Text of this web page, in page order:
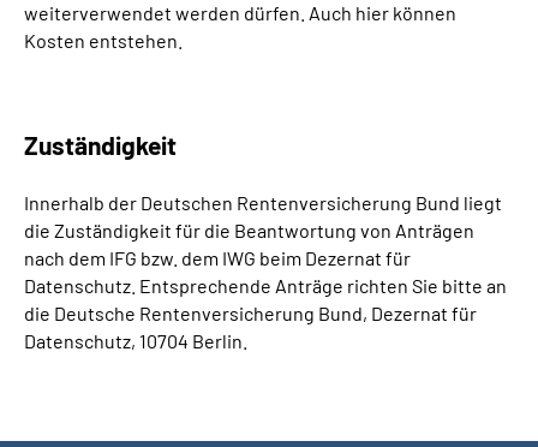
weiterverwendet werden dürfen. Auch hier können
Kosten entstehen.
Zuständigkeit
Innerhalb der Deutschen Rentenversicherung Bund liegt
die Zuständigkeit für die Beantwortung von Anträgen
nach dem IFG bzw. dem IWG beim Dezernat für
Datenschutz. Entsprechende Anträge richten Sie bitte an
die Deutsche Rentenversicherung Bund, Dezernat für
Datenschutz, 10704 Berlin.